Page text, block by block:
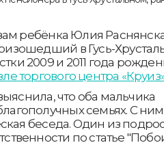
ребёнка Юлия
в Гусь-
2009 и 2011 года
торгового центра
что оба мальчика
семьях. С
беседа. Один из
по статье